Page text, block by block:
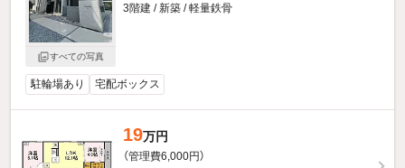
すべての写真
3階建 / 新築 / 軽量鉄骨
駐輪場あり 宅配ボックス
19万円
（管理費6,000円）